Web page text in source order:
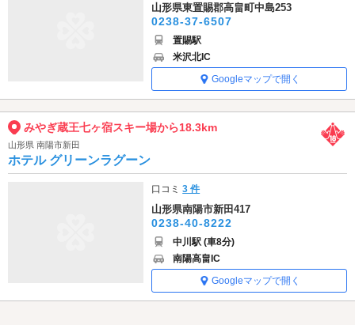
山形県東置賜郡高畠町中島253
0238-37-6507
置賜駅
米沢北IC
Googleマップで開く
みやぎ蔵王七ヶ宿スキー場から18.3km
山形県 南陽市新田
ホテル グリーンラグーン
口コミ3 件
山形県南陽市新田417
0238-40-8222
中川駅 (車8分)
南陽高畠IC
Googleマップで開く